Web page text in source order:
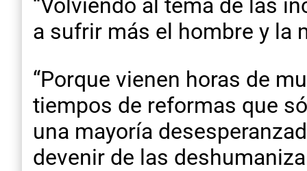
“Volviendo al tema de las
a sufrir más el hombre y la
“Porque vienen horas de
tiempos de reformas que
una mayoría
devenir de las